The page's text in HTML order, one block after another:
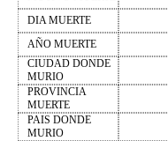
DIA MUERTE
AÑO MUERTE
CIUDAD DONDE
MURIO
PROVINCIA
MUERTE
PAIS DONDE
MURIO